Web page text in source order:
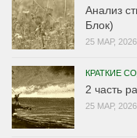
Анализ
Блок)
25 МАР, 2026
КРАТКИЕ
2 часть
25 МАР, 2026